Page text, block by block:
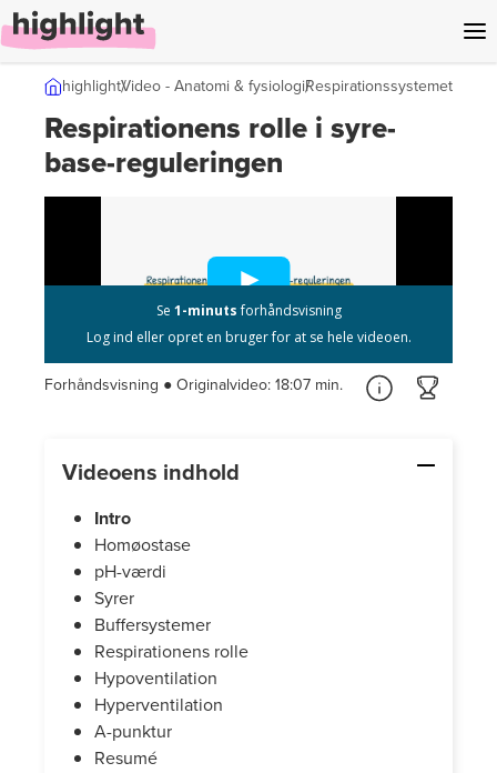
highlightVideo - Anatomi & fysiologiRespirationssystemet
Respirationens rolle i syre-
base-reguleringen
Forhåndsvisning ● Originalvideo:18:07 min.
Videoens indhold
Intro
Homøostase
pH-værdi
Syrer
Buffersystemer
Respirationens rolle
Hypoventilation
Hyperventilation
A-punktur
Resumé